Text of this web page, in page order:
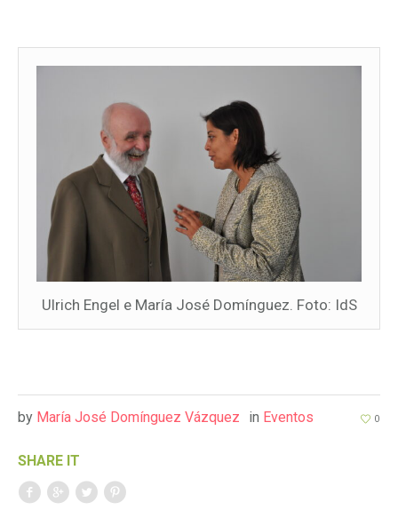
Ulrich Engel e María José Domínguez. Foto: IdS
0
by María José Domínguez Vázquez in Eventos
SHARE IT